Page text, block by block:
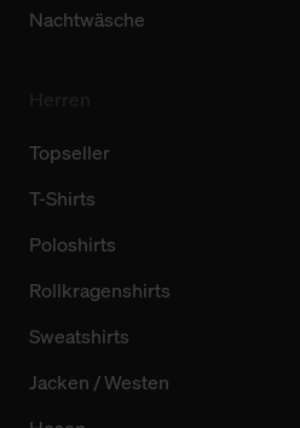
Nachtwäsche
Topseller
T-Shirts
Poloshirts
Rollkragenshirts
Sweatshirts
Jacken / Westen